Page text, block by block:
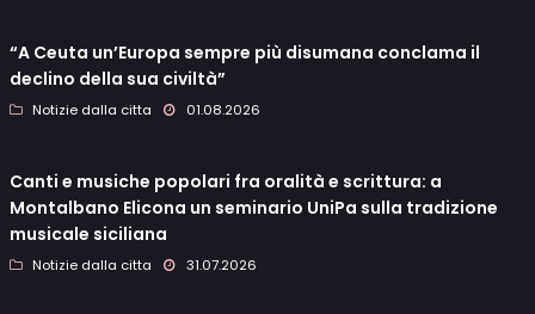
“A Ceuta un’Europa sempre più disumana conclama il
declino della sua civiltà”
Notizie dalla citta 01.08.2026
Canti e musiche popolari fra oralità e scrittura: a
Montalbano Elicona un seminario UniPa sulla tradizione
musicale siciliana
Notizie dalla citta 31.07.2026